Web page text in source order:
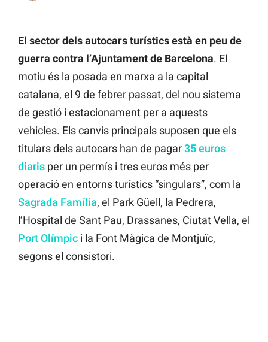
El sector dels autocars turístics està en peu de
guerra contra l’Ajuntament de Barcelona. El
motiu és la posada en marxa a la capital
catalana, el 9 de febrer passat, del nou sistema
de gestió i estacionament per a aquests
vehicles. Els canvis principals suposen que els
titulars dels autocars han de pagar35 euros
diaris per un permís i tres euros més per
operació en entorns turístics “singulars”, com la
Sagrada Família, el Park Güell, la Pedrera,
l’Hospital de Sant Pau, Drassanes, Ciutat Vella, el
Port Olímpic i la Font Màgica de Montjuïc,
segons el consistori.